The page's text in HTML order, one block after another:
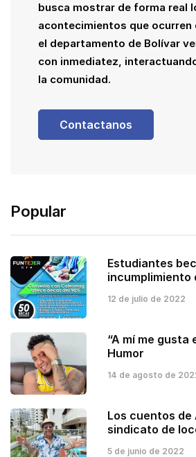
busca mostrar de forma real
acontecimientos que ocurren
el departamento de Bolívar
con inmediatez,
la comunidad.
Contactanos
Popular
Estudiantes
incumplimiento
12 de julio de 2022
“A mí me gusta
Humor
14 de agosto de
Los cuentos de
sindicato de
5 de junio de 2022